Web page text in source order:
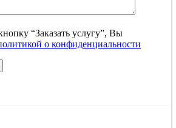
“Заказать услугу”, Вы
о конфиденциальности